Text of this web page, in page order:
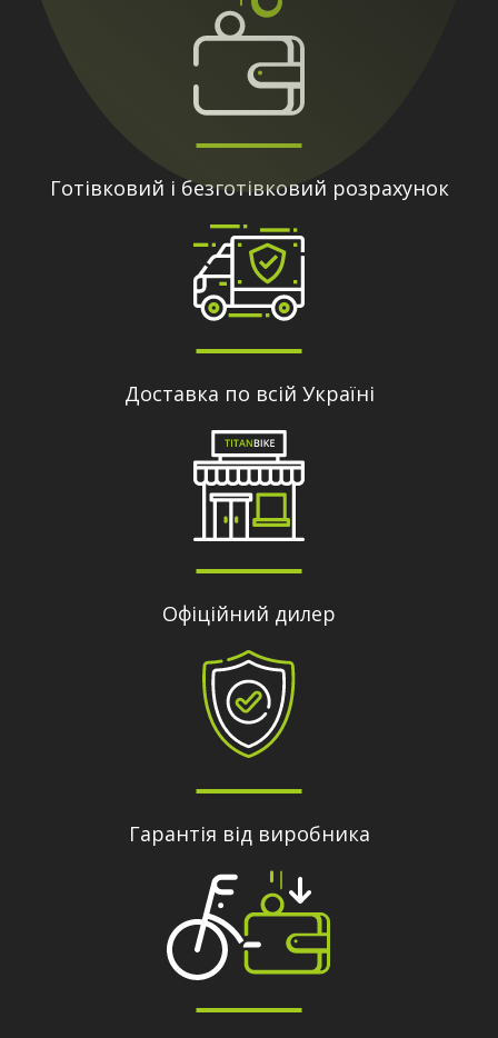
Готівковий і безготівковий розрахунок
Доставка по всій Україні
Офіційний дилер
Гарантія від виробника